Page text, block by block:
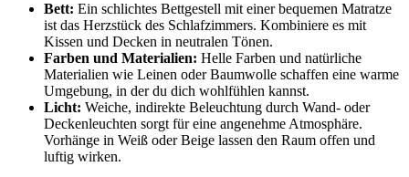
Bett: Ein schlichtes Bettgestell mit einer bequemen Matratze
ist das Herzstück des Schlafzimmers. Kombiniere es mit
Kissen und Decken in neutralen Tönen.
Farben und Materialien: Helle Farben und natürliche
Materialien wie Leinen oder Baumwolle schaffen eine warme
Umgebung, in der du dich wohlfühlen kannst.
Licht: Weiche, indirekte Beleuchtung durch Wand- oder
Deckenleuchten sorgt für eine angenehme Atmosphäre.
Vorhänge in Weiß oder Beige lassen den Raum offen und
luftig wirken.